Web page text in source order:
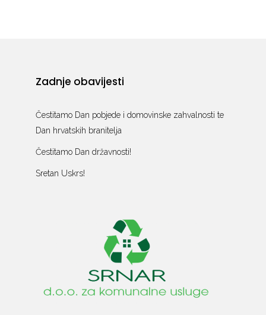
Zadnje obavijesti
Čestitamo Dan pobjede i domovinske zahvalnosti te
Dan hrvatskih branitelja
Čestitamo Dan državnosti!
Sretan Uskrs!